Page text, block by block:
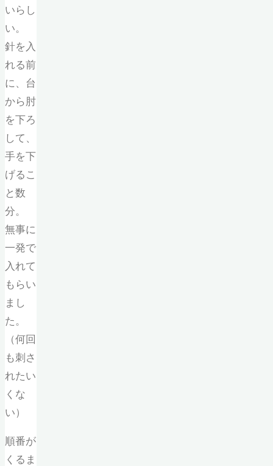
いらし
い。
針を入
れる前
に、台
から肘
を下ろ
して、
手を下
げるこ
と数
分。
無事に
一発で
入れて
もらい
まし
た。
（何回
も刺さ
れたい
くな
い）
順番が
くるま